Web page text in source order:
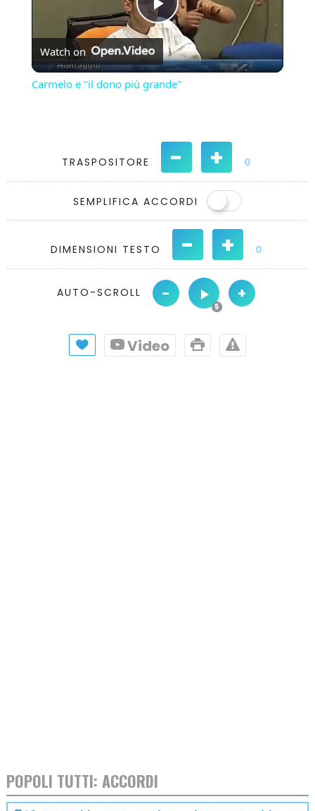
Play
Video
Watch on
Carmelo e "il dono più grande"
TRASPOSITORE - + 0
SEMPLIFICA ACCORDI
DIMENSIONI TESTO - + 0
AUTO-SCROLL - +
Video
POPOLI TUTTI: ACCORDI